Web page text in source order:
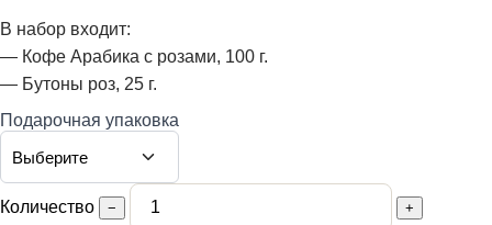
В набор входит:
— Кофе Арабика с розами, 100 г.
— Бутоны роз, 25 г.
Подарочная упаковка
Количество − +